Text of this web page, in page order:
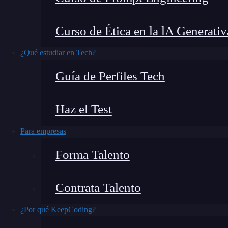
Curso de Ética en la lA
¿Qué estudiar en Tech?
Guía de Perfiles Tech
Haz el Test
Para empresas
Forma Talento
Contrata Talento
¿Por qué KeepCoding?
Ser un desarrollador moderno implica
sepas, aún estás a tiempo de aprenderlo:
que conozcas este concepto si te mueves en